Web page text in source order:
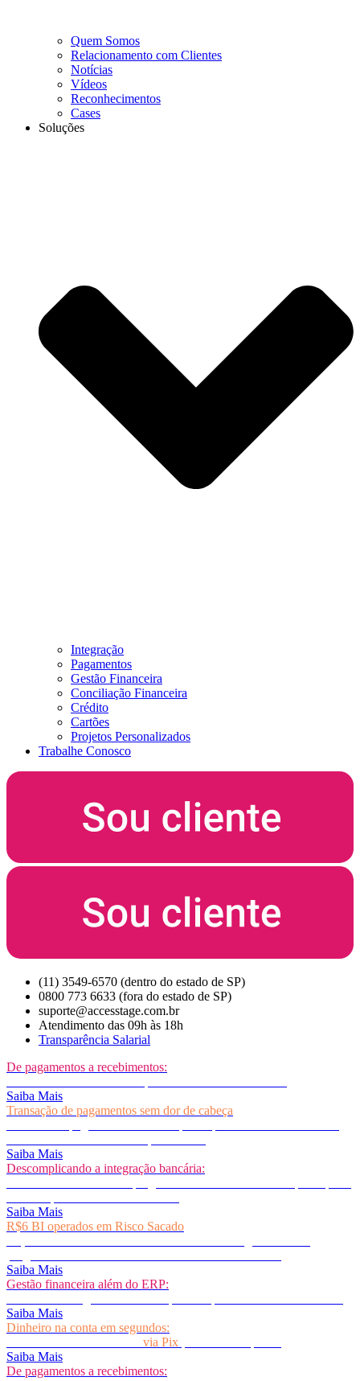
Quem Somos
Relacionamento com Clientes
Notícias
Vídeos
Reconhecimentos
Cases
Soluções
Integração
Pagamentos
Gestão Financeira
Conciliação Financeira
Crédito
Cartões
Projetos Personalizados
Trabalhe Conosco
(11) 3549-6570 (dentro do estado de SP)
0800 773 6633 (fora do estado de SP)
suporte@accesstage.com.br
Atendimento das 09h às 18h
Transparência Salarial
De pagamentos a recebimentos:
Saiba Mais
Transação de pagamentos sem dor de cabeça
Saiba Mais
Descomplicando a integração bancária:
Saiba Mais
R$6 BI operados em Risco Sacado
Saiba Mais
Gestão financeira além do ERP:
Saiba Mais
Dinheiro na conta em segundos:
via Pix
Saiba Mais
De pagamentos a recebimentos: